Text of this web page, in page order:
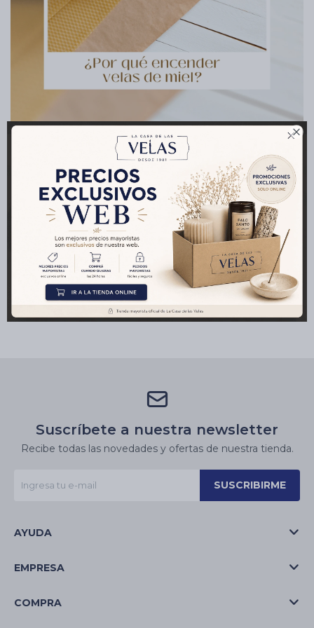

Días 11 y 22: Encendiendo Velas de Miel
para Atraer Abundancia y Armonía
mar 2024 Publicado en:AgradecerIntencionar
NumerologíaVelas de miel
Encender velas de miel los días 11 y 22 es una práctica poderosa
que nos conecta con la energía universal, fomentando la
manifestación de nuestros deseos y la armonía en nuestras
Suscríbete a nuestra newsletter
Recibe todas las novedades y ofertas de nuestra tienda.
SUSCRIBIRME
AYUDA
EMPRESA
COMPRA
Cartas de Tarot
Aromatizantes de ambientes
Artículos Esotéricos